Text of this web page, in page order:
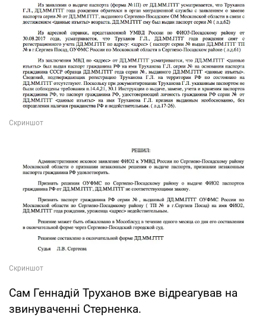
Сам Геннадій Труханов вже відреагував на
звинуваченні Стерненка.